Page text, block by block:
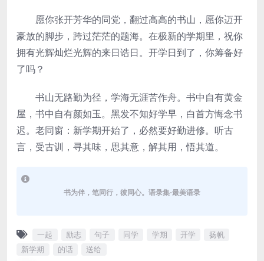
愿你张开芳华的同党，翻过高高的书山，愿你迈开
豪放的脚步，跨过茫茫的题海。在极新的学期里，祝你
拥有光辉灿烂光辉的来日诰日。开学日到了，你筹备好
了吗？
书山无路勤为径，学海无涯苦作舟。书中自有黄金
屋，书中自有颜如玉。黑发不知好学早，白首方悔念书
迟。老同窗：新学期开始了，必然要好勤进修。听古
言，受古训，寻其味，思其意，解其用，悟其道。
书为伴，笔同行，彼同心。语录集-最美语录
一起 励志 句子 同学 学期 开学
扬帆
新学期
的话 送给